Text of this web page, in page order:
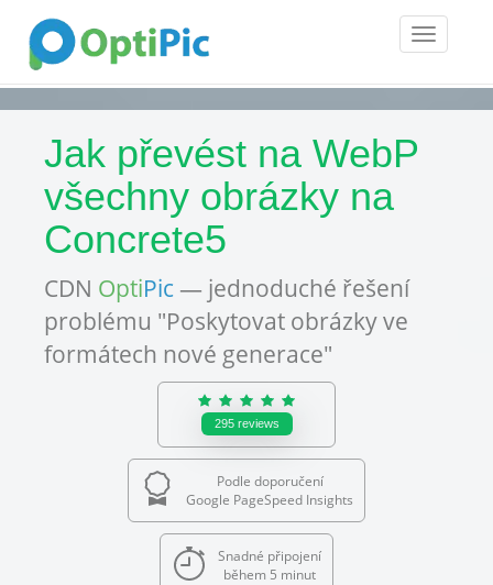
Toggle
Jak převést na WebP
všechny obrázky na
Concrete5
CDN OptiPic — jednoduché řešení
problému "Poskytovat obrázky ve
formátech nové generace"
295 reviews
Podle doporučení
Google PageSpeed Insights
Snadné připojení
během 5 minut